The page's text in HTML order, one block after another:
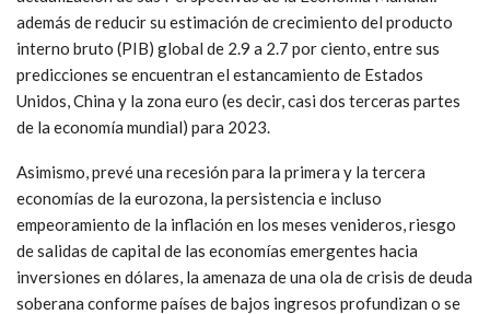
además de reducir su estimación de crecimiento del producto
interno bruto (PIB) global de 2.9 a 2.7 por ciento, entre sus
predicciones se encuentran el estancamiento de Estados
Unidos, China y la zona euro (es decir, casi dos terceras partes
de la economía mundial) para 2023.
Asimismo, prevé una recesión para la primera y la tercera
economías de la eurozona, la persistencia e incluso
empeoramiento de la inflación en los meses venideros, riesgo
de salidas de capital de las economías emergentes hacia
inversiones en dólares, la amenaza de una ola de crisis de deuda
soberana conforme países de bajos ingresos profundizan o se